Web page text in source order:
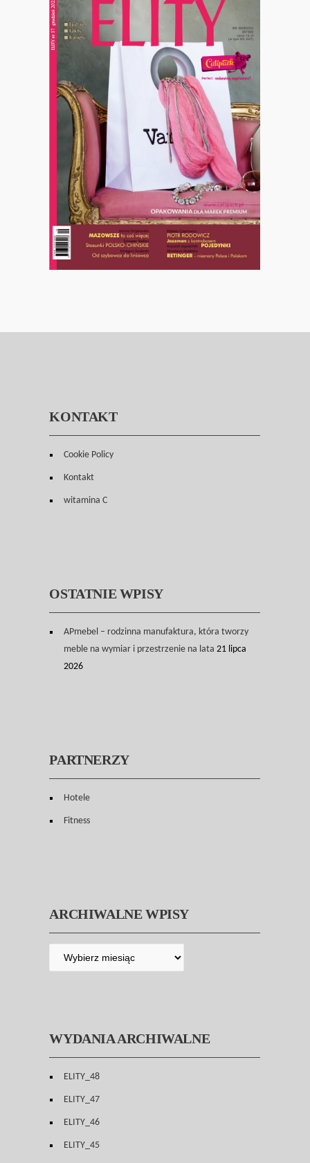
KONTAKT
Cookie Policy
Kontakt
witamina C
OSTATNIE WPISY
APmebel – rodzinna manufaktura, która tworzy
meble na wymiar i przestrzenie na lata 21 lipca
2026
PARTNERZY
Hotele
Fitness
ARCHIWALNE WPISY
WYDANIA ARCHIWALNE
ELITY_48
ELITY_47
ELITY_46
ELITY_45